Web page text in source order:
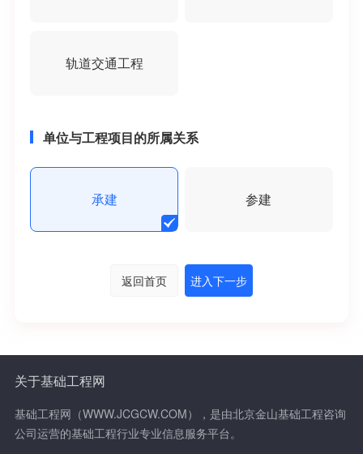
轨道交通工程
单位与工程项目的所属关系
承建 参建
返回首页 进入下一步
关于基础工程网
基础工程网（WWW.JCGCW.COM），是由北京金山基础工程咨询
公司运营的基础工程行业专业信息服务平台。